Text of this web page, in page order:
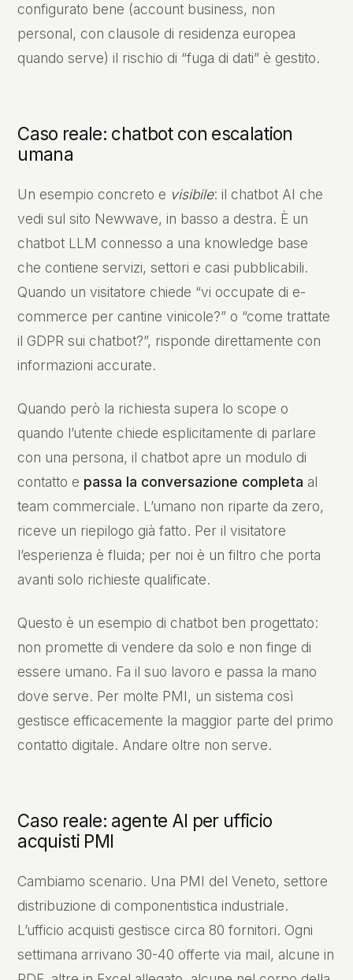
configurato bene (account business, non
personal, con clausole di residenza europea
quando serve) il rischio di “fuga di dati” è gestito.
Caso reale: chatbot con escalation
umana
Un esempio concreto e visibile: il chatbot AI che
vedi sul sito Newwave, in basso a destra. È un
chatbot LLM connesso a una knowledge base
che contiene servizi, settori e casi pubblicabili.
Quando un visitatore chiede “vi occupate di e-
commerce per cantine vinicole?” o “come trattate
il GDPR sui chatbot?”, risponde direttamente con
informazioni accurate.
Quando però la richiesta supera lo scope o
quando l’utente chiede esplicitamente di parlare
con una persona, il chatbot apre un modulo di
contatto e passa la conversazione completa al
team commerciale. L’umano non riparte da zero,
riceve un riepilogo già fatto. Per il visitatore
l’esperienza è fluida; per noi è un filtro che porta
avanti solo richieste qualificate.
Questo è un esempio di chatbot ben progettato:
non promette di vendere da solo e non finge di
essere umano. Fa il suo lavoro e passa la mano
dove serve. Per molte PMI, un sistema così
gestisce efficacemente la maggior parte del primo
contatto digitale. Andare oltre non serve.
Caso reale: agente AI per ufficio
acquisti PMI
Cambiamo scenario. Una PMI del Veneto, settore
distribuzione di componentistica industriale.
L’ufficio acquisti gestisce circa 80 fornitori. Ogni
settimana arrivano 30-40 offerte via mail, alcune in